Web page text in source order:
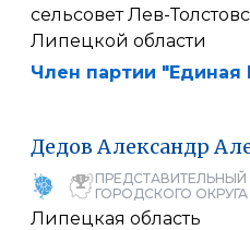
сельсовет Лев-
Липецкой области
Член партии "Единая
Дедов Александр
ГОРОДСКОГО ОКРУГА
Липецкая область